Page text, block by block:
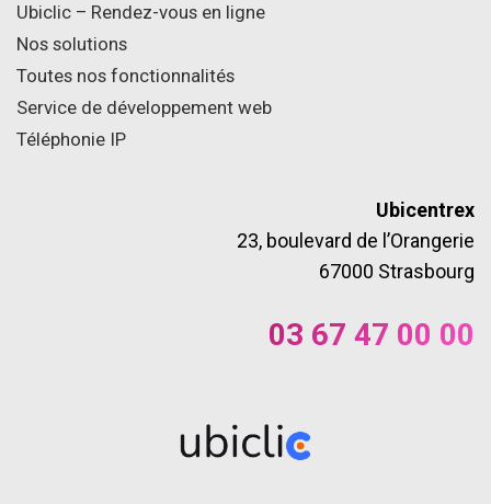
Ubiclic – Rendez-vous en ligne
Nos solutions
Toutes nos fonctionnalités
Service de développement web
Téléphonie IP
Ubicentrex
23, boulevard de l’Orangerie
67000 Strasbourg
03 67 47 00 00